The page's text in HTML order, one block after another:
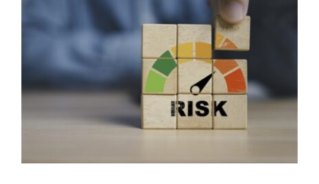
Geopolitische Risiken lassen Ölmarkt nicht los –
Heizölpreis etwas teurer
EU HeizölNews Iran Russland Sanktionen USA